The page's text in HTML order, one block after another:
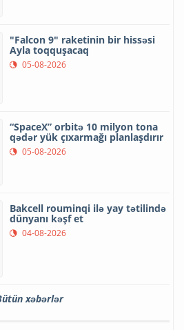
"Falcon 9" raketinin bir hissəsi
Ayla toqquşacaq
05-08-2026
“SpaceX” orbitə 10 milyon tona
qədər yük çıxarmağı planlaşdırır
05-08-2026
Bakcell rouminqi ilə yay tətilində
dünyanı kəşf et
04-08-2026
xəbərlər